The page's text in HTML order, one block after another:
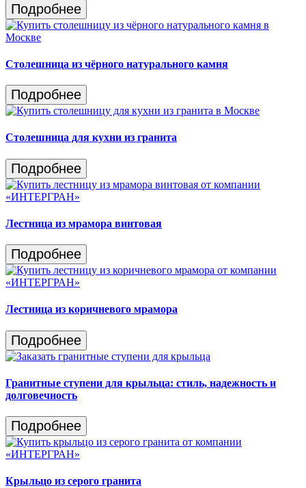
Подробнее
Столешница из чёрного натурального камня
Подробнее
Столешница для кухни из гранита
Подробнее
Лестница из мрамора винтовая
Подробнее
Лестница из коричневого мрамора
Подробнее
Гранитные ступени для крыльца: стиль, надежность и
долговечность
Подробнее
Крыльцо из серого гранита